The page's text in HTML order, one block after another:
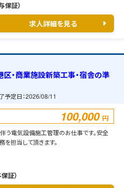
保証）
求人詳細を見る
・商業施設新築工事・宿舎の準
予定日：2026/08/11
100,000 円
電気設備施工管理のお仕事です。安全
担当して頂きます。
証）